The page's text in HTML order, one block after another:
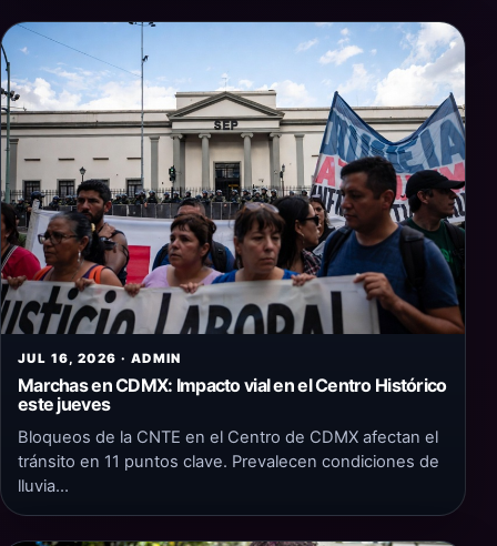
JUL 16, 2026 · ADMIN
Marchas en CDMX: Impacto vial en el Centro Histórico
este jueves
Bloqueos de la CNTE en el Centro de CDMX afectan el
tránsito en 11 puntos clave. Prevalecen condiciones de
lluvia…